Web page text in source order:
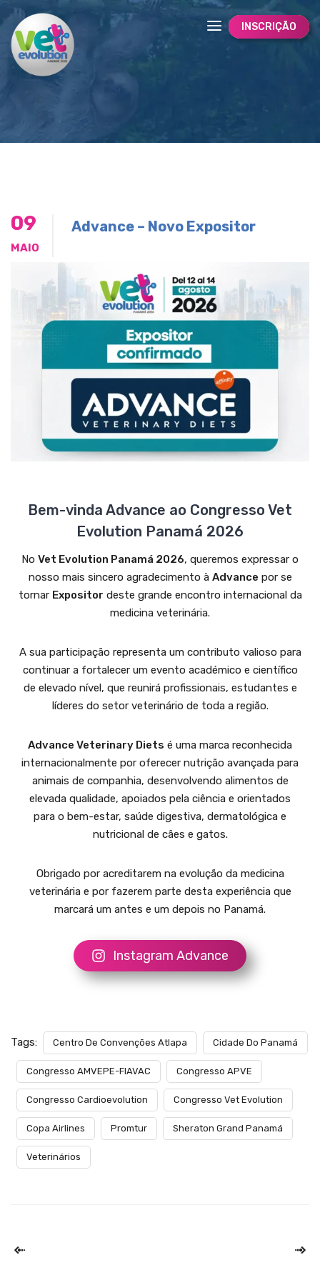
INSCRIÇÃO
09
MAIO
Advance – Novo Expositor
Bem-vinda Advance ao Congresso Vet
Evolution Panamá 2026
No Vet Evolution Panamá 2026, queremos expressar o
nosso mais sincero agradecimento à Advance por se
tornar Expositor deste grande encontro internacional da
medicina veterinária.
A sua participação representa um contributo valioso para
continuar a fortalecer um evento académico e científico
de elevado nível, que reunirá profissionais, estudantes e
líderes do setor veterinário de toda a região.
Advance Veterinary Diets é uma marca reconhecida
internacionalmente por oferecer nutrição avançada para
animais de companhia, desenvolvendo alimentos de
elevada qualidade, apoiados pela ciência e orientados
para o bem-estar, saúde digestiva, dermatológica e
nutricional de cães e gatos.
Obrigado por acreditarem na evolução da medicina
veterinária e por fazerem parte desta experiência que
marcará um antes e um depois no Panamá.
Instagram Advance
Tags: Centro De Convenções Atlapa Cidade Do Panamá
Congresso AMVEPE-FIAVAC Congresso APVE
Congresso Cardioevolution Congresso Vet Evolution
Copa Airlines Promtur Sheraton Grand Panamá
Veterinários